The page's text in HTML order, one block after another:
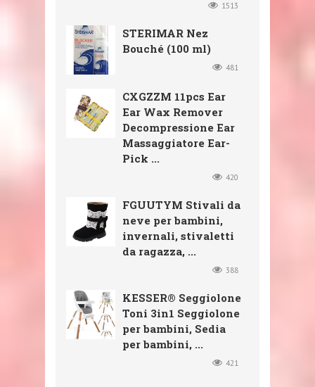
1513
STERIMAR Nez
Bouché (100 ml)
481
CXGZZM 11pcs Ear
Ear Wax Remover
Decompressione Ear
Massaggiatore Ear-
Pick ...
420
FGUUTYM Stivali da
neve per bambini,
invernali, stivaletti
da ragazza, ...
388
KESSER® Seggiolone
Toni 3in1 Seggiolone
per bambini, Sedia
per bambini, ...
421